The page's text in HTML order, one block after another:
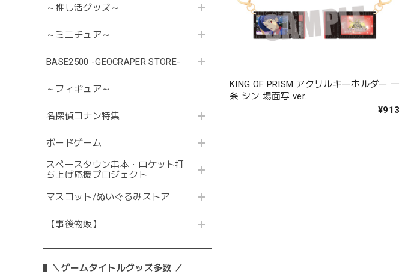
～推し活グッズ～
～ミニチュア～
BASE2500 -GEOCRAPER STORE-
～フィギュア～
名探偵コナン特集
ボードゲーム
スペースタウン串本・ロケット打
ち上げ応援プロジェクト
マスコット/ぬいぐるみストア
【事後物販】
＼ゲームタイトルグッズ多数 ／
KING OF PRISM アクリルキーホルダー 一
条 シン 場面写 ver.
¥913